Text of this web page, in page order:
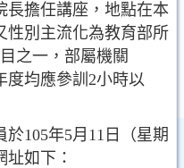
長擔任講座，地點在本
性別主流化為教育部所
之一，部屬機關
度均應參訓2小時以
105年5月11日（星期
如下：